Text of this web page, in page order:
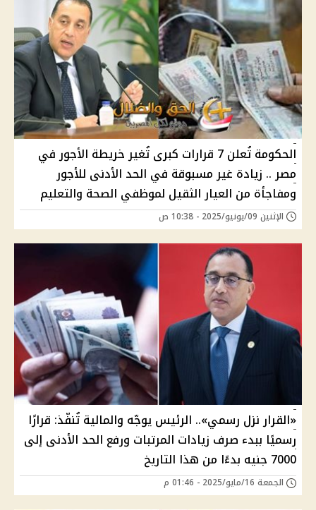
الحكومة تُعلن 7 قرارات كبرى تُغير خريطة الأجور في
مصر .. زيادة غير مسبوقة في الحد الأدنى للأجور
ومفاجأة من العيار الثقيل لموظفي الصحة والتعليم
الإثنين 09/يونيو/2025 - 10:38 ص
«القرار نزل رسمي».. الرئيس يوجّه والمالية تُنفّذ: قرارًا
رسميًا ببدء صرف زيادات المرتبات ورفع الحد الأدنى إلى
7000 جنيه بدءًا من هذا التاريخ
الجمعة 16/مايو/2025 - 01:46 م